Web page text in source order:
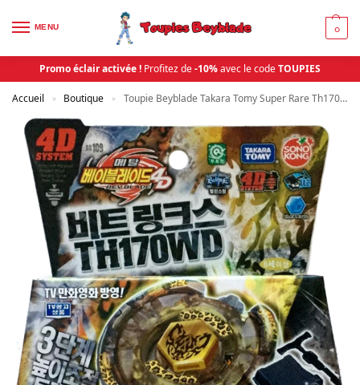
MENU 0
Promo éclair activée ! Profitez de-10%avec le codeTOUPIES
Accueil » Boutique » Toupie Beyblade Takara Tomy Super Rare Th170Wd 4D System Bb 109 | Toupies Beyblade